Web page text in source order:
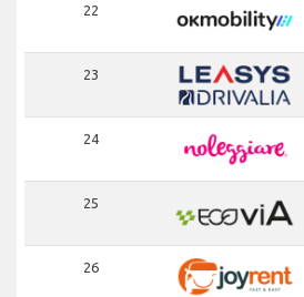
22
23
24
25
26